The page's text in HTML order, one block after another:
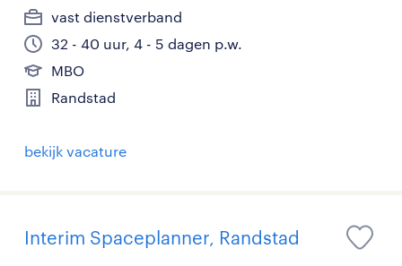
vast dienstverband
32 - 40 uur, 4 - 5 dagen p.w.
MBO
Randstad
bekijk vacature
Interim Spaceplanner, Randstad